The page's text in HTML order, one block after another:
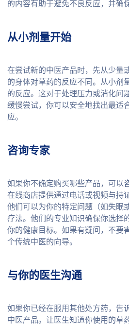
的内容有助于避免不良反应，并确
从小剂量开始
在尝试新的中医产品时，先从少量
的身体对草药的反应不同。从小剂
的反应。这对于处理压力或消化问
缓慢尝试，你可以安全地找出最适
应。
咨询专家
如果你不确定购买哪些产品，可以
在线商店提供通过电话或视频与持
他们可以为你的特定问题（如失眠
疗法。他们的专业知识确保你选择
你的健康目标。如果有疑问，不要
个传统中医的向导。
与你的医生沟通
如果你已经在服用其他处方药，告
中医产品。让医生知道你使用的草